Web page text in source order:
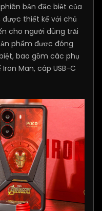
bản đặc biệt của
thiết kế với chủ
cho người dùng trải
phẩm được đóng
bao gồm các phụ
Man, cáp USB-C